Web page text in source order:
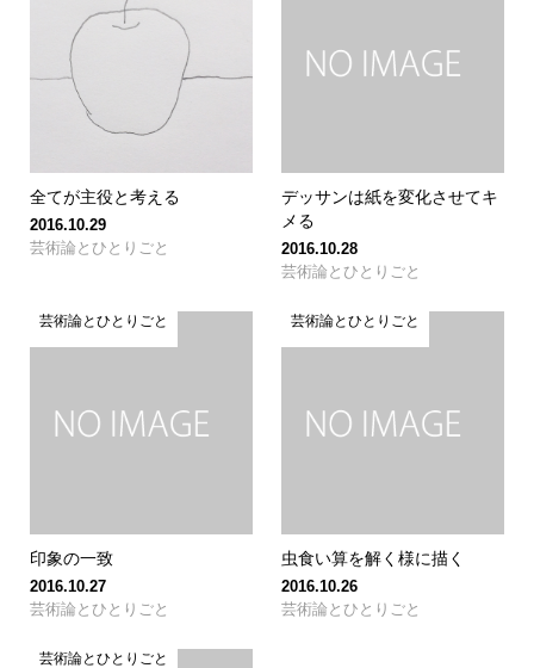
全てが主役と考える
2016.10.29
芸術論とひとりごと
デッサンは紙を変化させてキ
メる
2016.10.28
芸術論とひとりごと
芸術論とひとりごと
印象の一致
2016.10.27
芸術論とひとりごと
芸術論とひとりごと
虫食い算を解く様に描く
2016.10.26
芸術論とひとりごと
芸術論とひとりごと